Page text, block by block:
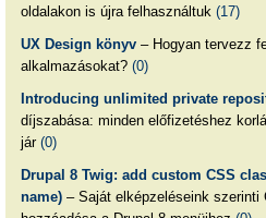
oldalakon is újra felhasználtuk (17)
UX Design könyv– Hogyan tervezz
alkalmazásokat? (0)
Introducing unlimited private
díjszabása: minden előfizetéshez
jár (0)
Drupal 8 Twig: add custom CSS
name)– Saját elképzeléseink szerinti